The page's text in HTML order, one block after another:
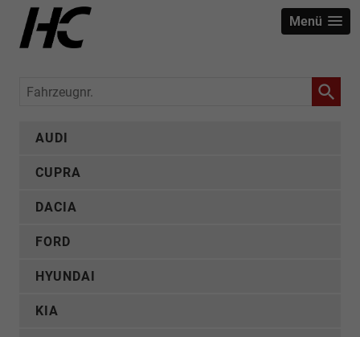
Menü
Fahrzeugnr.
AUDI
CUPRA
DACIA
FORD
HYUNDAI
KIA